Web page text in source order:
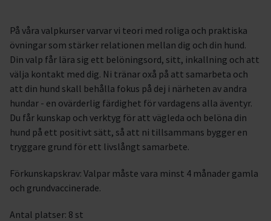
På våra valpkurser varvar vi teori med roliga och praktiska
övningar som stärker relationen mellan dig och din hund.
Din valp får lära sig ett belöningsord, sitt, inkallning och att
välja kontakt med dig. Ni tränar oxå på att samarbeta och
att din hund skall behålla fokus på dej i närheten av andra
hundar - en ovärderlig färdighet för vardagens alla äventyr.
Du får kunskap och verktyg för att vägleda och belöna din
hund på ett positivt sätt, så att ni tillsammans bygger en
tryggare grund för ett livslångt samarbete.
Förkunskapskrav: Valpar måste vara minst 4 månader gamla
och grundvaccinerade.
Antal platser: 8 st